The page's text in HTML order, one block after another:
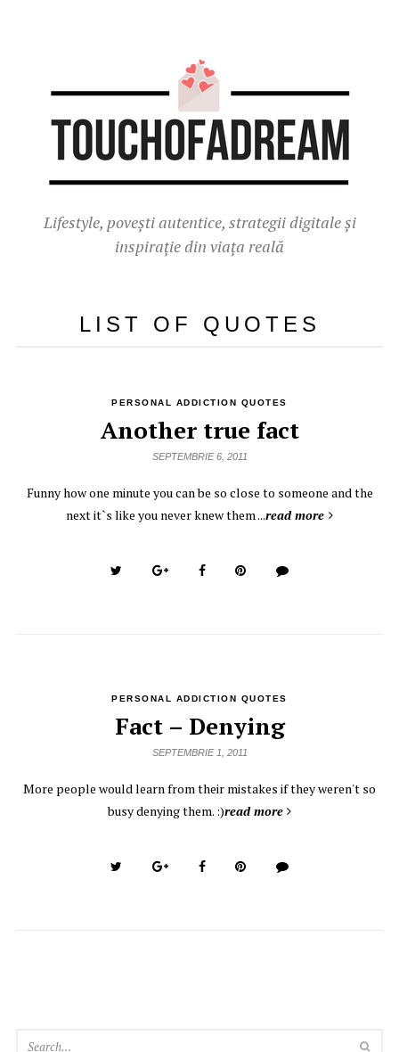
Lifestyle, povești autentice, strategii digitale și
inspirație din viața reală
LIST OF QUOTES
PERSONAL ADDICTION QUOTES
Another true fact
SEPTEMBRIE 6, 2011
Funny how one minute you can be so close to someone and the
next it`s like you never knew them ...read more
PERSONAL ADDICTION QUOTES
Fact – Denying
SEPTEMBRIE 1, 2011
More people would learn from their mistakes if they weren't so
busy denying them. :)read more